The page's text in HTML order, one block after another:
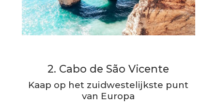
2. Cabo de São Vicente
Kaap op het zuidwestelijkste punt
van Europa